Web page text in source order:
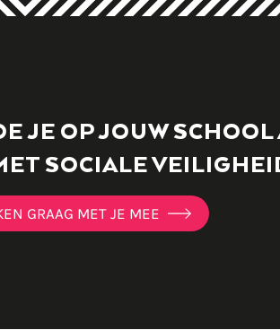
JE OP JOUW SCHOOL
SOCIALE
GRAAG MET JE MEE